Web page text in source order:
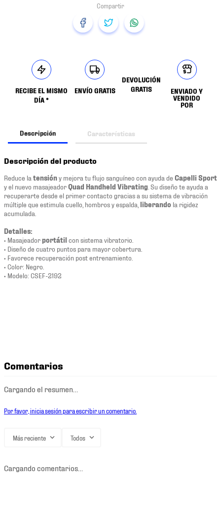
RECIBE EL MISMO
DÍA *
ENVÍO GRATIS
DEVOLUCIÓN
GRATIS
ENVIADO Y
VENDIDO
POR
Descripción Características
Descripción del producto
Reduce la tensióny mejora tu flujo sanguíneo con ayuda de Capelli Sport
y el nuevo masajeadorQuad Handheld Vibrating . Su diseño te ayuda a
recuperarte desde el primer contacto gracias a su sistema de vibración
múltiple que estimula cuello, hombros y espalda, liberando la rigidez
acumulada.
Detalles:
• Masajeadorportátil con sistema vibratorio.
• Diseño de cuatro puntos para mayor cobertura.
• Favorece recuperación post entrenamiento.
• Color: Negro.
• Modelo: CSEF-2192
Comentarios
Cargando el resumen…
Por favor, inicia sesión para escribir un comentario.
Más reciente Todos
Cargando comentarios…